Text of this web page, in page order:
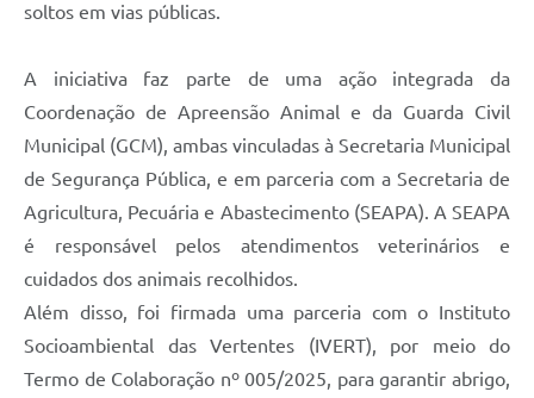
Emprega Barbacena
Regularização de bairros
Carta de Serviços
Arquivos para Download
Legislação
soltos em vias públicas.
A iniciativa faz parte de uma ação integrada da
Coordenação de Apreensão Animal e da Guarda Civil
Municipal (GCM), ambas vinculadas à Secretaria Municipal
de Segurança Pública, e em parceria com a Secretaria de
Agricultura, Pecuária e Abastecimento (SEAPA). A SEAPA
é responsável pelos atendimentos veterinários e
cuidados dos animais recolhidos.
Além disso, foi firmada uma parceria com o Instituto
Socioambiental das Vertentes (IVERT), por meio do
Termo de Colaboração nº 005/2025, para garantir abrigo,